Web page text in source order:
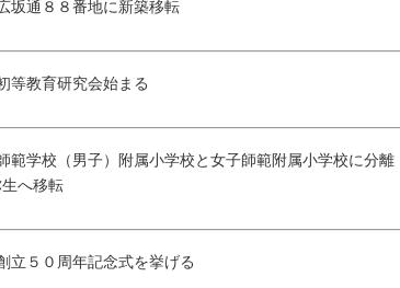
坂通８８番地に新築移転
等教育研究会始まる
範学校（男子）附属小学校と女子師範附属小学校に分
へ移転
立５０周年記念式を挙げる